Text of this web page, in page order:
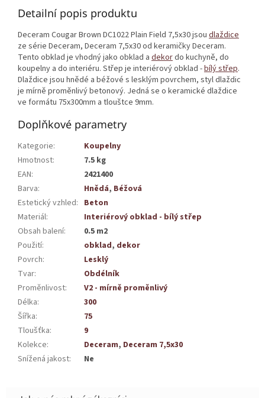
Detailní popis produktu
Deceram Cougar Brown DC1022 Plain Field 7,5x30 jsou dlaždice
ze série Deceram, Deceram 7,5x30 od keramičky Deceram.
Tento obklad je vhodný jako obklad a dekordo kuchyně, do
koupelny a do interiéru. Střep je interiérový obklad -bílý střep.
Dlaždice jsou hnědé a béžové s lesklým povrchem, styl dlaždic
je mírně proměnlivý betonový. Jedná se o keramické dlaždice
ve formátu 75x300mm a tlouštce 9mm.
Doplňkové parametry
Kategorie:
Koupelny
Hmotnost:
7.5 kg
EAN:
2421400
Barva: Hnědá, Béžová
Estetický vzhled: Beton
Materiál:
Interiérový obklad - bílý střep
Obsah balení:
0.5 m2
Použití: obklad, dekor
Povrch:
Lesklý
Tvar:
Obdélník
Proměnlivost:
V2 - mírně proměnlivý
Délka:
300
Šířka:
75
Tloušťka:
9
Kolekce: Deceram, Deceram 7,5x30
Snížená jakost: Ne